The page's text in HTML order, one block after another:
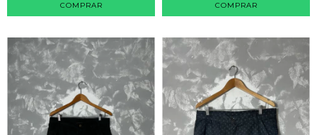
COMPRAR COMPRAR